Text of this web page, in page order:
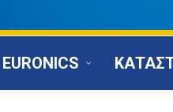
EURONICS